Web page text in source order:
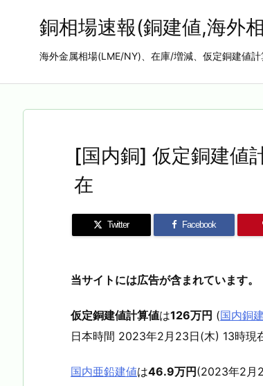
銅相場速報(銅建値,海外
海外金属相場(LME/NY)、在庫/増減、仮定銅建値
[国内銅] 仮定銅建値
在
Twitter Facebook
当サイトには広告が含まれています。
仮定銅建値計算値は126万円 (国内銅
日本時間 2023年2月23日(木) 13時現
国内亜鉛建値は46.9万円(2023年2月